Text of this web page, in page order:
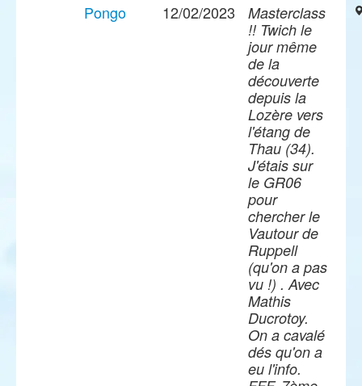
Pongo
12/02/2023
Masterclass
!! Twich le
jour même
de la
découverte
depuis la
Lozère vers
l'étang de
Thau (34).
J'étais sur
le GR06
pour
chercher le
Vautour de
Ruppell
(qu'on a pas
vu !) . Avec
Mathis
Ducrotoy.
On a cavalé
dés qu'on a
eu l'info.